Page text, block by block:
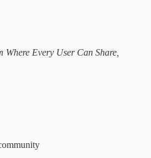
Every User Can Share,